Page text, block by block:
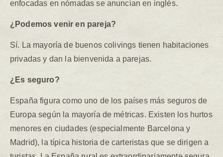
enfocadas en nómadas se anuncian en inglés.
¿Podemos venir en pareja?
Sí. La mayoría de buenos colivings tienen habitaciones
privadas y dan la bienvenida a parejas.
¿Es seguro?
España figura como uno de los países más seguros de
Europa según la mayoría de métricas. Existen los hurtos
menores en ciudades (especialmente Barcelona y
Madrid), la típica historia de carteristas que se dirigen a